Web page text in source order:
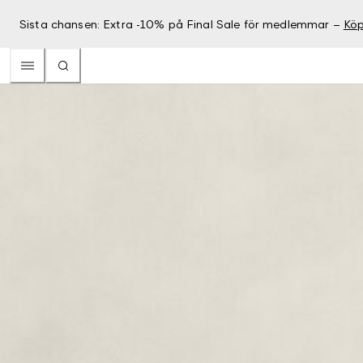
Sista chansen: Extra -10% på Final Sale för medlemmar –